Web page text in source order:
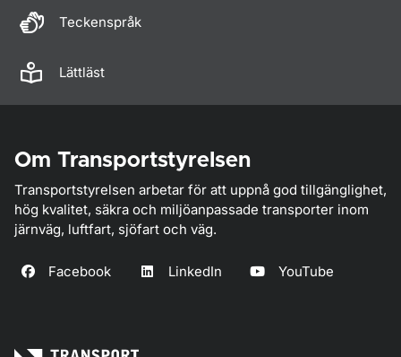
Teckenspråk
Lättläst
Om Transportstyrelsen
Transportstyrelsen arbetar för att uppnå god tillgänglighet,
hög kvalitet, säkra och miljöanpassade transporter inom
järnväg, luftfart, sjöfart och väg.
Facebook LinkedIn YouTube